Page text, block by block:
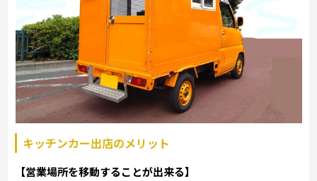
キッチンカー出店のメリット
【営業場所を移動することが出来る】